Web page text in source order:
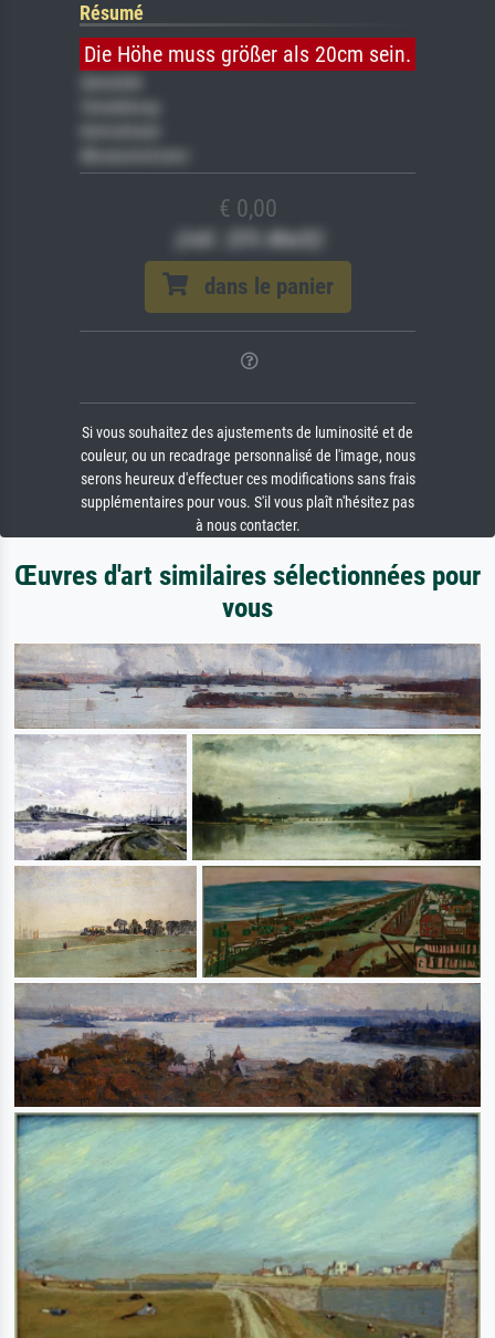
Résumé
Die Höhe muss größer als 20cm sein.
€ 0,00
(inkl. 20% MwSt)
dans le panier
Si vous souhaitez des ajustements de luminosité et de
couleur, ou un recadrage personnalisé de l'image, nous
serons heureux d'effectuer ces modifications sans frais
supplémentaires pour vous. S'il vous plaît n'hésitez pas
à nous contacter.
Œuvres d'art similaires sélectionnées pour
vous